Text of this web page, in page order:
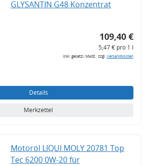
GLYSANTIN G48 Konzentrat
109,40 €
5,47 € pro 1 l
inkl. gesetzl. MwSt., zzgl.Versandkosten
Details
Merkzettel
Motoröl LIQUI MOLY 20781 Top
Tec 6200 0W-20 für